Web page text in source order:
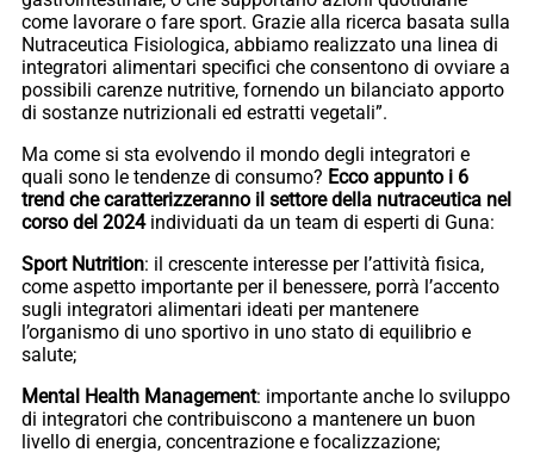
come lavorare o fare sport. Grazie alla ricerca basata sulla
Nutraceutica Fisiologica, abbiamo realizzato una linea di
integratori alimentari specifici che consentono di ovviare a
possibili carenze nutritive, fornendo un bilanciato apporto
di sostanze nutrizionali ed estratti vegetali”.
Ma come si sta evolvendo il mondo degli integratori e
quali sono le tendenze di consumo? Ecco appunto i 6
trend che caratterizzeranno il settore della nutraceutica nel
corso del 2024individuati da un team di esperti di Guna:
Sport Nutrition: il crescente interesse per l’attività fisica,
come aspetto importante per il benessere, porrà l’accento
sugli integratori alimentari ideati per mantenere
l’organismo di uno sportivo in uno stato di equilibrio e
salute;
Mental Health Management: importante anche lo sviluppo
di integratori che contribuiscono a mantenere un buon
livello di energia, concentrazione e focalizzazione;